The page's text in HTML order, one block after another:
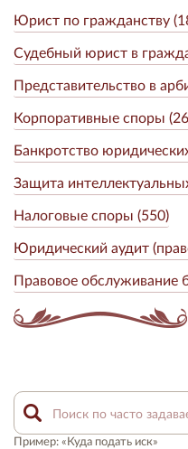
Юрист по гражданству
Судебный юрист в
Представительство в
Корпоративные споры
Банкротство
Защита
Налоговые споры (550)
Юридический аудит
Правовое обслуживание
Пример: «Куда подать иск»